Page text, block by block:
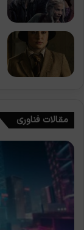
مقالات فناوری